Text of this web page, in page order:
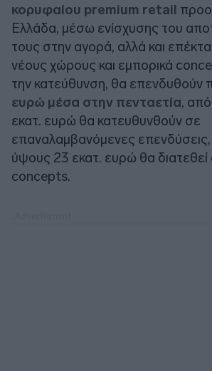
κορυφαίου premium retail
Ελλάδα, μέσω ενίσχυσης του
τους στην αγορά, αλλά και
νέους χώρους και εμπορικά
την κατεύθυνση, θα επενδυθούν
ευρώ μέσα στην πενταετία,
εκατ. ευρώ θα κατευθυνθούν σε
επαναλαμβανόμενες
ύψους 23 εκατ. ευρώ θα διατεθεί
concepts.